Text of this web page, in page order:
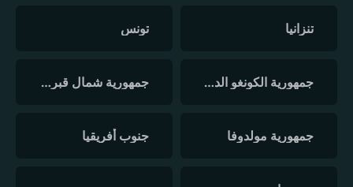
تنزانيا تونس
جمهورية الكونغو الديمقراطية جمهورية شمال قبرص التركية
جمهورية مولدوفا جنوب أفريقيا